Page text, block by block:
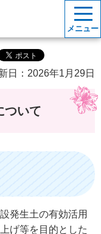
メニュー
日：2026年1月29日
ついて
発生土の有効活用
げ等を目的とした